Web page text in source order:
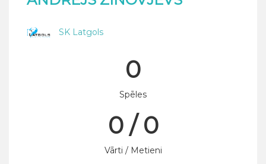
SK Latgols
0
Spēles
0 / 0
Vārti / Metieni